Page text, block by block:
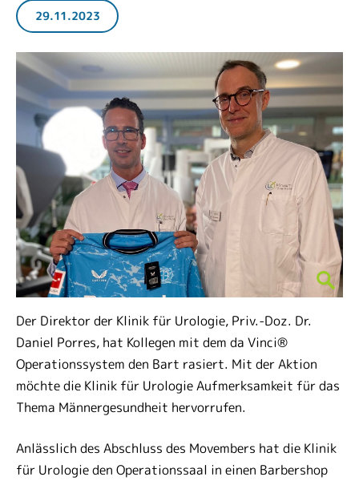
29.11.2023
Der Direktor der Klinik für Urologie, Priv.-Doz. Dr.
Daniel Porres, hat Kollegen mit dem da Vinci®
Operationssystem den Bart rasiert. Mit der Aktion
möchte die Klinik für Urologie Aufmerksamkeit für das
Thema Männergesundheit hervorrufen.
Anlässlich des Abschluss des Movembers hat die Klinik
für Urologie den Operationssaal in einen Barbershop